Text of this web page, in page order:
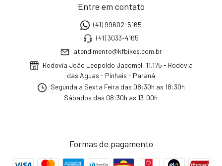
Entre em contato
(41) 99602-5165
(41) 3033-4165
atendimento@kfbikes.com.br
Rodovia João Leopoldo Jacomel, 11.175 - Rodovia
das Águas - Pinhais - Paraná
Segunda a Sexta Feira das 08:30h as 18:30h
Sábados das 08:30h as 13:00h
Formas de pagamento